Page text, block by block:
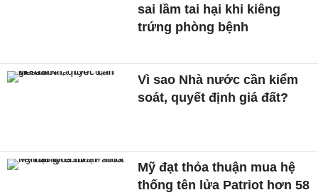
sai lầm tai hại khi kiêng
trứng phòng bệnh
Vì sao Nhà nước cần kiểm
soát, quyết định giá đất?
Mỹ đạt thỏa thuận mua hệ
thống tên lửa Patriot hơn 58